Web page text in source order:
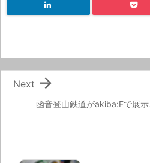
函音登山鉄道がakiba:Fで展

Next